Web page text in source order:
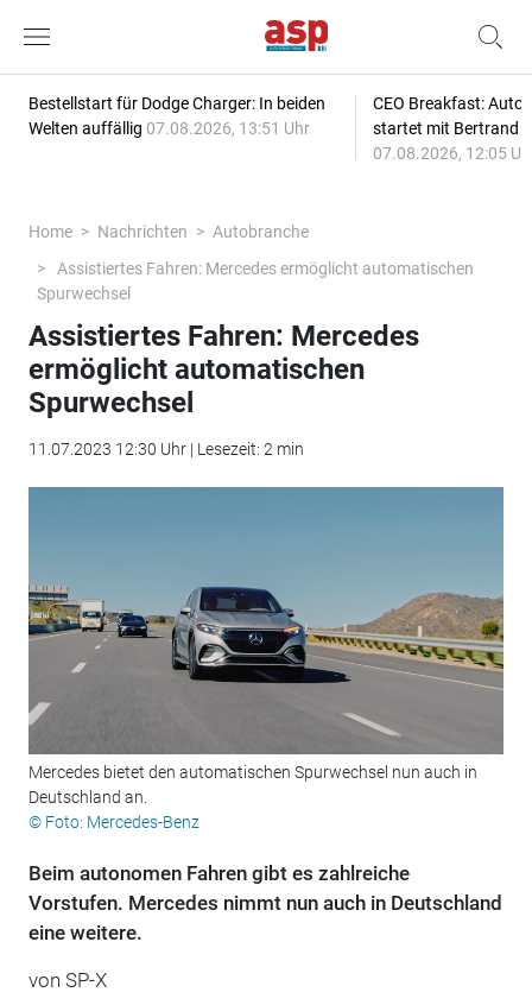
Bestellstart für Dodge Charger: In beiden
Welten auffällig 07.08.2026, 13:51 Uhr
CEO Breakfast:
startet mit Bertrand
07.08.2026, 12:05
Home Nachrichten
Autobranche
Assistiertes Fahren: Mercedes ermöglicht automatischen
Spurwechsel
Assistiertes Fahren: Mercedes
ermöglicht automatischen
Spurwechsel
11.07.2023 12:30 Uhr | Lesezeit: 2 min
Mercedes bietet den automatischen Spurwechsel nun auch in
Deutschland an.
© Foto: Mercedes-Benz
Beim autonomen Fahren gibt es zahlreiche
Vorstufen. Mercedes nimmt nun auch in Deutschland
eine weitere.
von SP-X